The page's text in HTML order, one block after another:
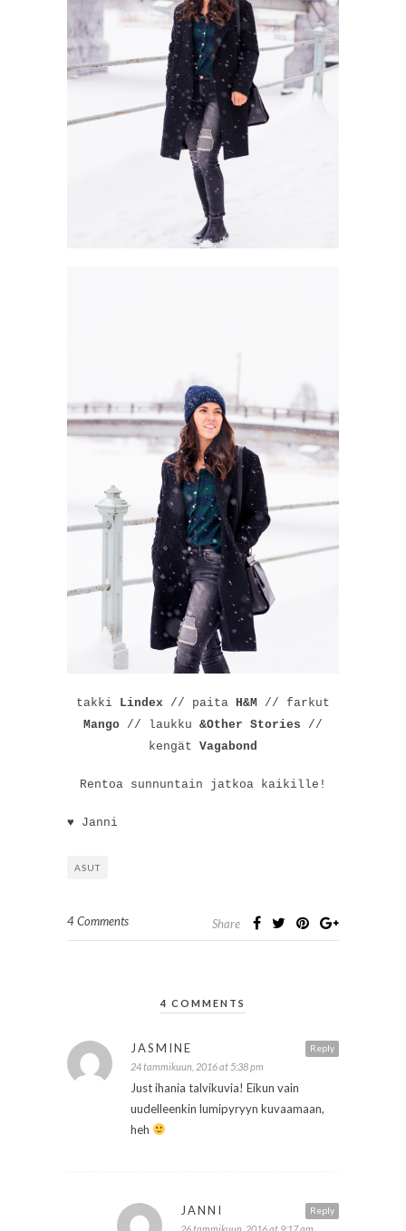
takki Lindex // paita H&M // farkut
Mango // laukku &Other Stories //
kengät Vagabond
Rentoa sunnuntain jatkoa kaikille!
♥ Janni
ASUT
4 Comments Share
4 COMMENTS
Reply
JASMINE
24 tammikuun, 2016 at 5:38 pm
Just ihania talvikuvia! Eikun vain
uudelleenkin lumipyryyn kuvaamaan,
heh
Reply
JANNI